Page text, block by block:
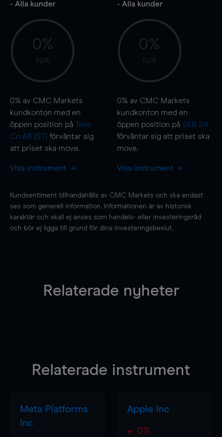
- Alla kunder
0%
N/A
0% av CMC Markets
kundkonton med en
öppen position på Telia
Co AB (ST) förväntar sig
att priset ska move.
Visa instrument
- Alla kunder
0%
N/A
0% av CMC Markets
kundkonton med en
öppen position på SEB SA
förväntar sig att priset ska
move.
Visa instrument
Kundsentiment tillhandahålls av CMC Markets och ska endast
ses som generell information. Informationen är av historisk
karaktär och skall ej anses som handels- eller investeringsråd
och bör ej ligga till grund för dina investeringsbeslut.
Relaterade nyheter
Relaterade instrument
Meta Platforms
Inc
Apple Inc
0%